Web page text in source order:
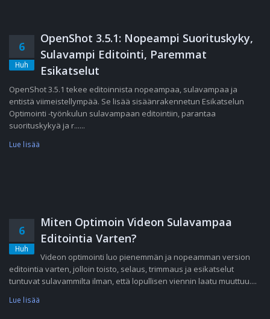
6
Huh
OpenShot 3.5.1: Nopeampi Suorituskyky,
Sulavampi Editointi, Paremmat
Esikatselut
OpenShot 3.5.1 tekee editoinnista nopeampaa, sulavampaa ja
entistä viimeistellympää. Se lisää sisäänrakennetun Esikatselun
Optimointi -työnkulun sulavampaan editointiin, parantaa
suorituskykyä ja r......
Lue lisää
6
Huh
Miten Optimoin Videon Sulavampaa
Editointia Varten?
Videon optimointi luo pienemmän ja nopeamman version
editointia varten, jolloin toisto, selaus, trimmaus ja esikatselut
tuntuvat sulavammilta ilman, että lopullisen viennin laatu muuttuu....
Lue lisää